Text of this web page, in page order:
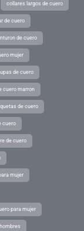
collares largos de cuero
de cuero
de cuero
mujer
de cuero
cuero marron
de cuero
cuero
de cuero
mujer
para mujer